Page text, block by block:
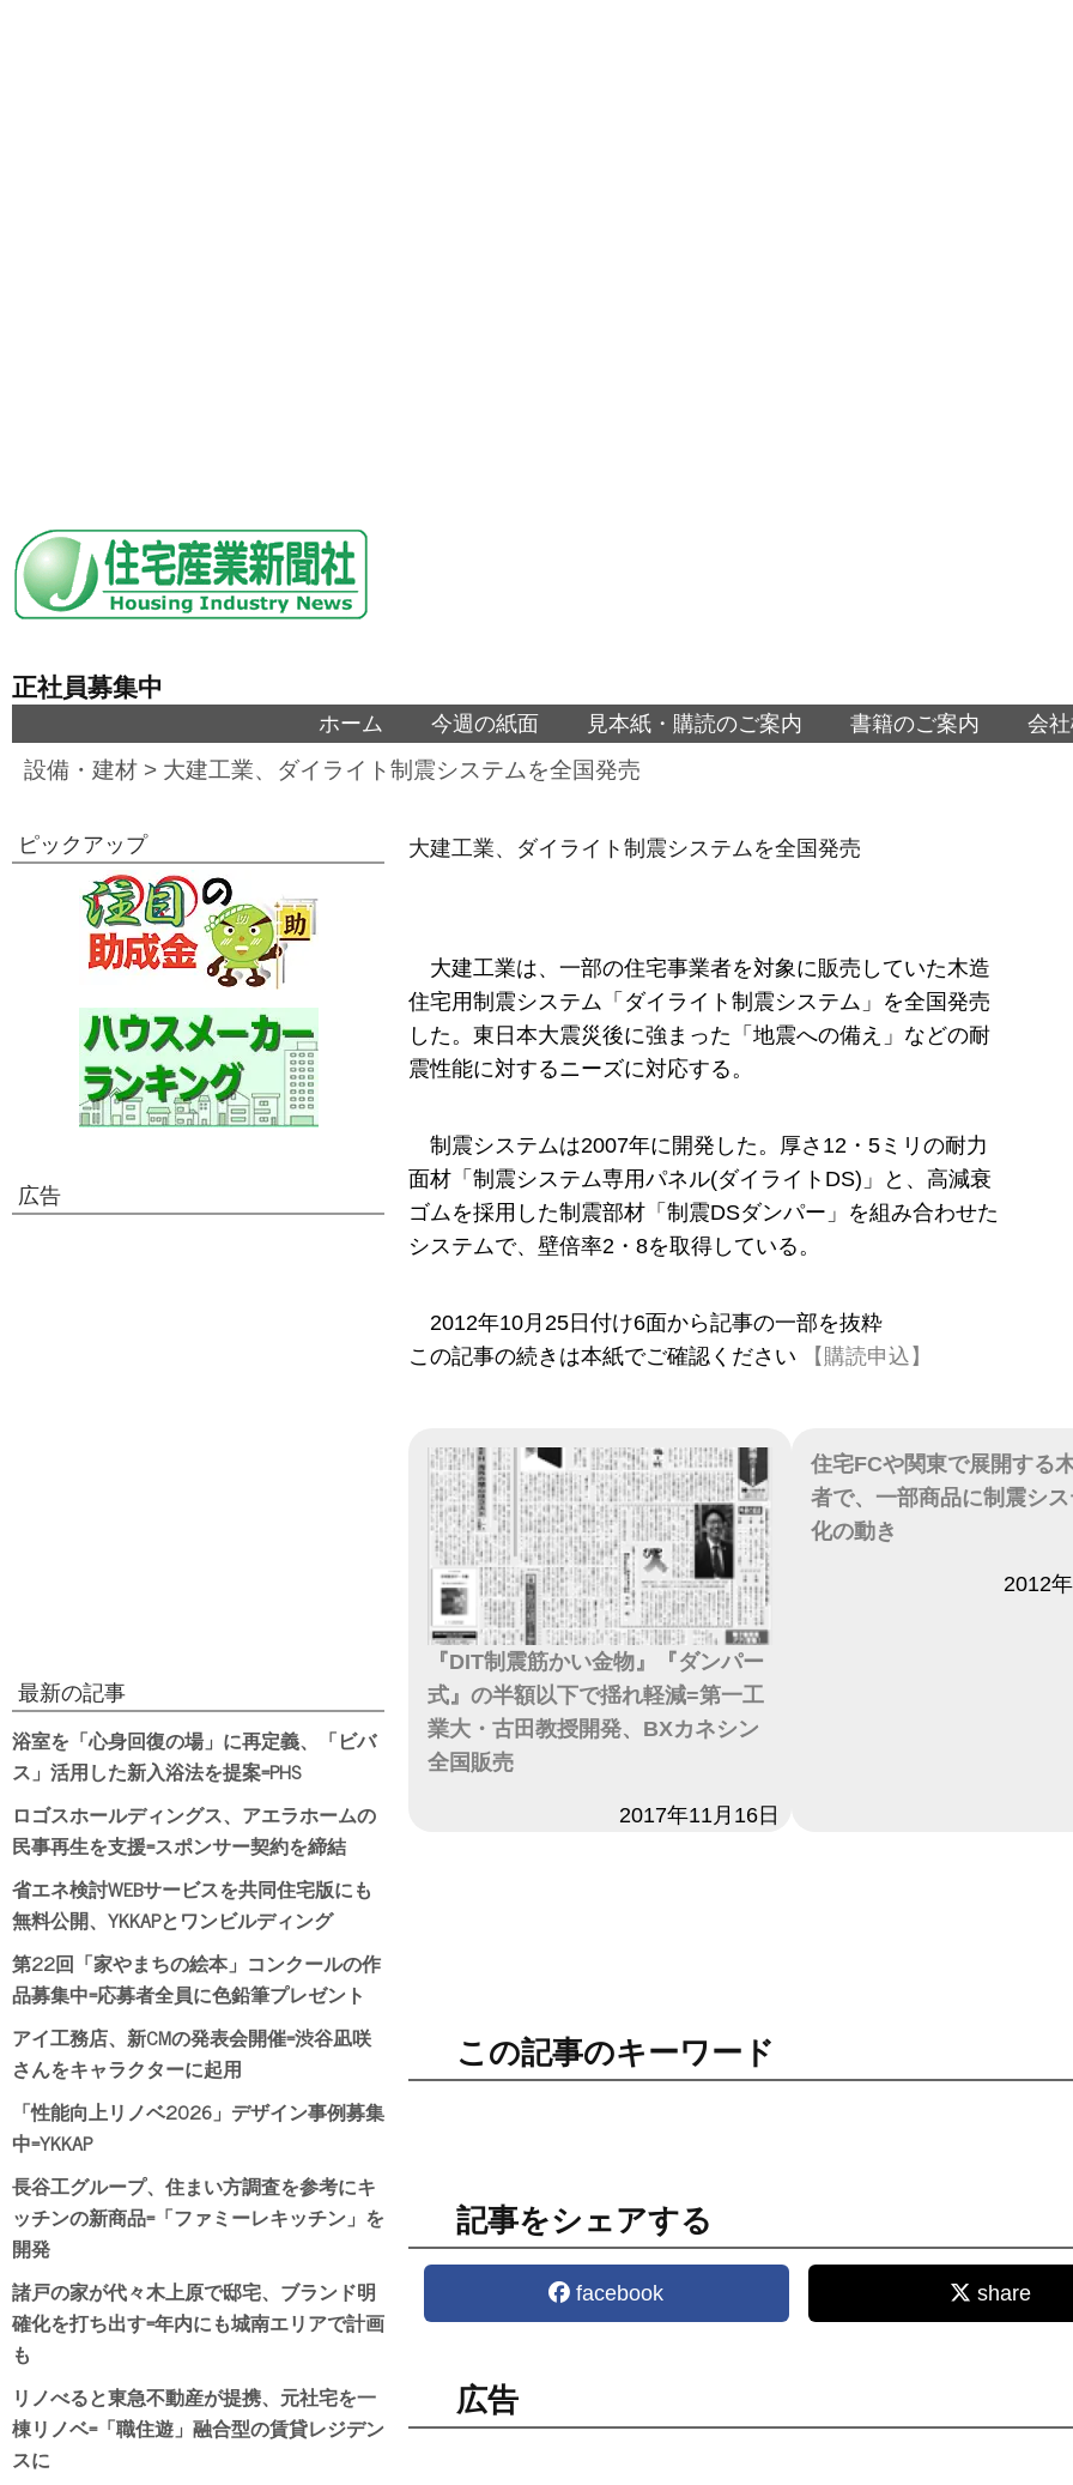
正社員募集中
ホーム 今週の紙面 見本紙・購読のご案内 書籍のご案内 会
設備・建材 > 大建工業、ダイライト制震システムを全国発売
大建工業、ダイライト制震システムを全国発売
大建工業は、一部の住宅事業者を対象に販売していた木造
住宅用制震システム「ダイライト制震システム」を全国発売
した。東日本大震災後に強まった「地震への備え」などの耐
震性能に対するニーズに対応する。
制震システムは2007年に開発した。厚さ12・5ミリの耐力
面材「制震システム専用パネル(ダイライトDS)」と、高減衰
ゴムを採用した制震部材「制震DSダンパー」を組み合わせた
システムで、壁倍率2・8を取得している。
2012年10月25日付け6面から記事の一部を抜粋
この記事の続きは本紙でご確認ください
【購読申込】
『DIT制震筋かい金物』『ダンパー
式』の半額以下で揺れ軽減=第一工
業大・古田教授開発、BXカネシン
全国販売
2017年11月16日
住宅FCや関東で展開する
者で、一部商品に制震シ
化の動き
2012
この記事のキーワード
記事をシェアする
facebook share
広告
ピックアップ
広告
最新の記事
浴室を「心身回復の場」に再定義、「ビバ
ス」活用した新入浴法を提案=PHS
ロゴスホールディングス、アエラホームの
民事再生を支援=スポンサー契約を締結
省エネ検討WEBサービスを共同住宅版にも
無料公開、YKKAPとワンビルディング
第22回「家やまちの絵本」コンクールの作
品募集中=応募者全員に色鉛筆プレゼント
アイ工務店、新CMの発表会開催=渋谷凪咲
さんをキャラクターに起用
「性能向上リノベ2026」デザイン事例募集
中=YKKAP
長谷工グループ、住まい方調査を参考にキ
ッチンの新商品=「ファミーレキッチン」を
開発
諸戸の家が代々木上原で邸宅、ブランド明
確化を打ち出す=年内にも城南エリアで計画
も
リノべると東急不動産が提携、元社宅を一
棟リノベ=「職住遊」融合型の賃貸レジデン
スに